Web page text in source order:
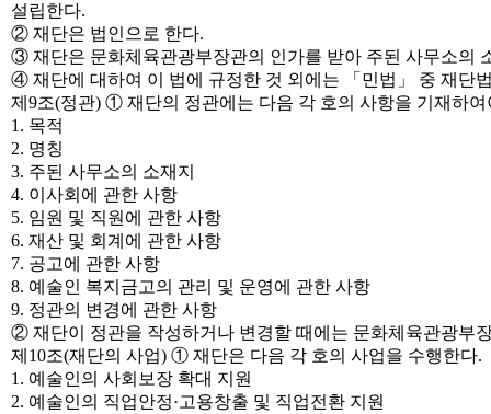
설립한다.
② 재단은 법인으로 한다.
③ 재단은 문화체육관광부장관의 인가를 받아 주된 사무소의
④ 재단에 대하여 이 법에 규정한 것 외에는 「민법」 중 재단
제9조(정관) ① 재단의 정관에는 다음 각 호의 사항을 기재하여
1. 목적
2. 명칭
3. 주된 사무소의 소재지
4. 이사회에 관한 사항
5. 임원 및 직원에 관한 사항
6. 재산 및 회계에 관한 사항
7. 공고에 관한 사항
8. 예술인 복지금고의 관리 및 운영에 관한 사항
9. 정관의 변경에 관한 사항
② 재단이 정관을 작성하거나 변경할 때에는 문화체육관광부
제10조(재단의 사업) ① 재단은 다음 각 호의 사업을 수행한다.
1. 예술인의 사회보장 확대 지원
2. 예술인의 직업안정·고용창출 및 직업전환 지원